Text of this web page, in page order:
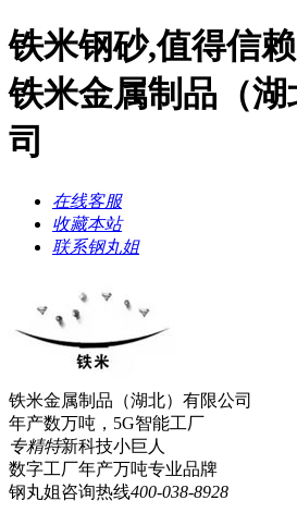
铁米钢砂,值得信
铁米金属制品（
司
在线客服
收藏本站
联系钢丸姐
铁米金属制品（湖北）有限公司
年产数万吨，5G智能工厂
专精特新科技小巨人
数字工厂年产万吨专业品牌
钢丸姐咨询热线400-038-8928